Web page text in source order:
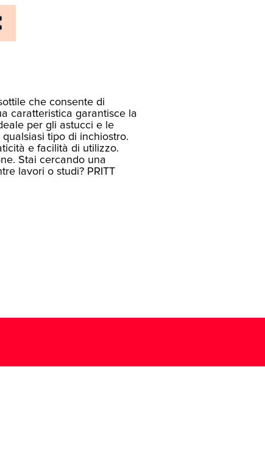
che consente di
caratteristica garantisce la
per gli astucci e le
tipo di inchiostro.
e facilità di utilizzo.
Stai cercando una
lavori o studi? PRITT